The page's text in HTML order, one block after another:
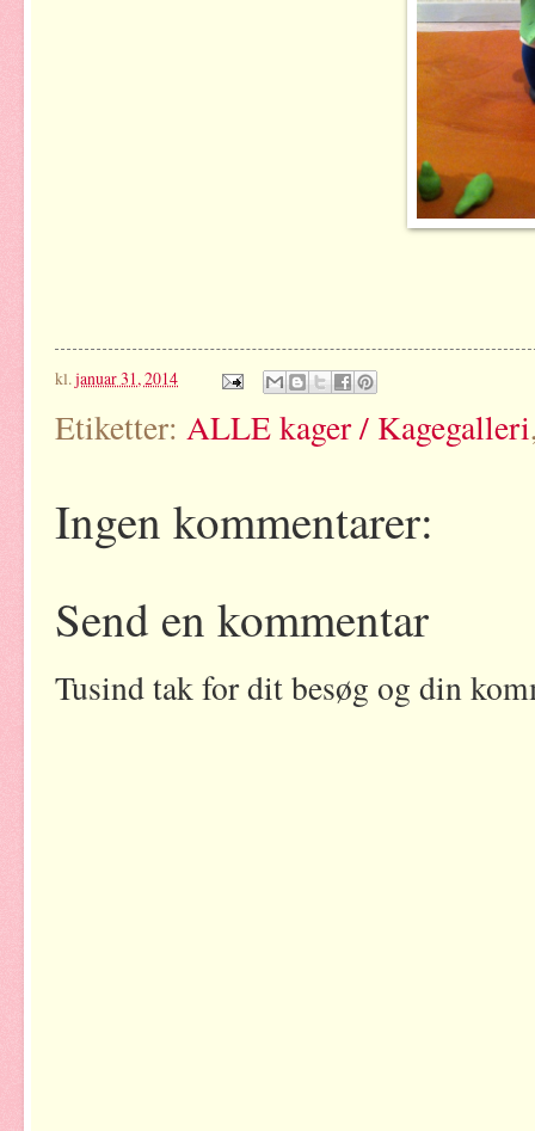
kl.januar 31, 2014
Etiketter: ALLE kager / Kagegalleri
Ingen kommentarer:
Send en kommentar
Tusind tak for dit besøg og din